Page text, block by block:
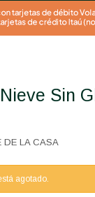
DE LA CASA
agotado.